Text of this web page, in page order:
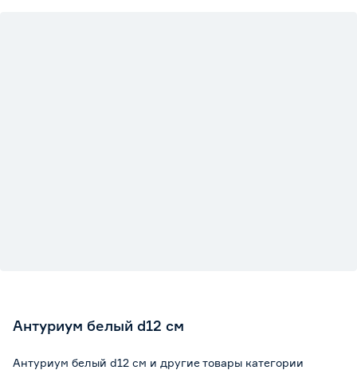
Антуриум белый d12 см
Антуриум белый d12 см и другие товары категории